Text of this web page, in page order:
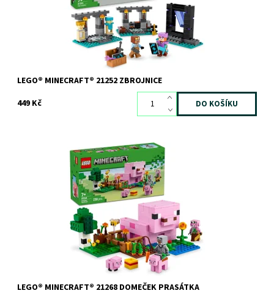
LEGO® MINECRAFT® 21252 ZBROJNICE
449 Kč
Se stavebnicí LEGO® Minecraft® Domeček Prasátka si užijete
spoustu zábavy při stavění
Skladem1 ks
12114
LEGO
LEGO® MINECRAFT® 21268 DOMEČEK PRASÁTKA